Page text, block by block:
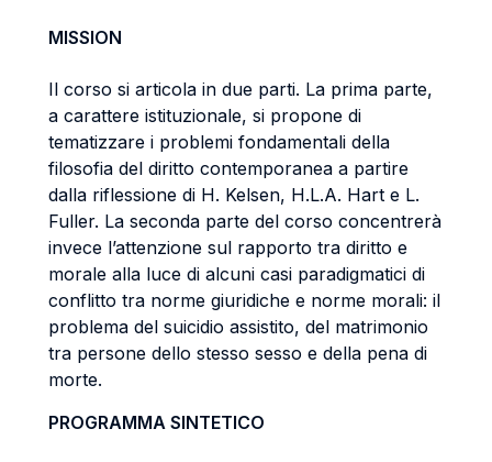
MISSION
Il corso si articola in due parti. La prima parte,
a carattere istituzionale, si propone di
tematizzare i problemi fondamentali della
filosofia del diritto contemporanea a partire
dalla riflessione di H. Kelsen, H.L.A. Hart e L.
Fuller. La seconda parte del corso concentrerà
invece l’attenzione sul rapporto tra diritto e
morale alla luce di alcuni casi paradigmatici di
conflitto tra norme giuridiche e norme morali: il
problema del suicidio assistito, del matrimonio
tra persone dello stesso sesso e della pena di
morte.
PROGRAMMA SINTETICO